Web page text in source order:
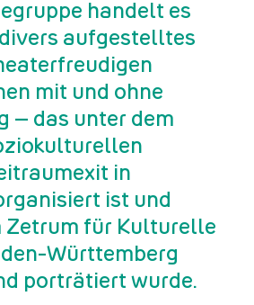
handelt es
aufgestelltes
mit und ohne
– das unter dem
in
ist und
Zetrum für Kulturelle
Württemberg
porträtiert wurde.